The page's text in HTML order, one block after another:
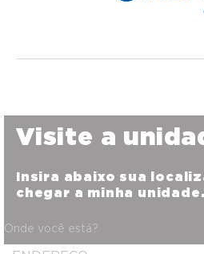
Visite a
Insira abaixo sua
chegar a minha unidade.
Onde você está?